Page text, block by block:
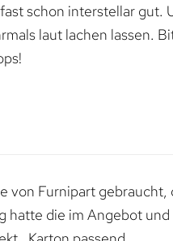
schon interstellar gut.
laut lachen lassen.
von Furnipart gebraucht,
hatte die im Angebot